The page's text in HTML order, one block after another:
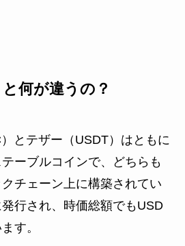
何が違うの？
とテザー（USDT）はともに
ーブルコインで、どちらも
チェーン上に構築されてい
行され、時価総額でもUSD
す。